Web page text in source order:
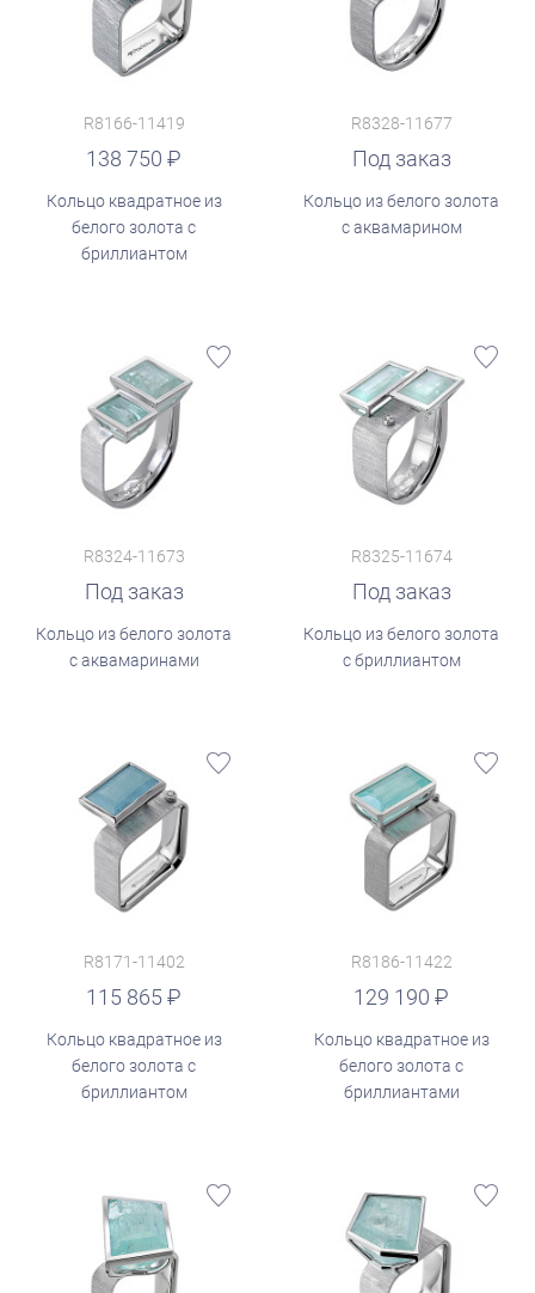
R8166-11419
138 750
Кольцо квадратное из
белого золота с
бриллиантом
R8328-11677
Под заказ
Кольцо из белого золота
с аквамарином
R8324-11673
Под заказ
Кольцо из белого золота
с аквамаринами
R8325-11674
Под заказ
Кольцо из белого золота
с бриллиантом
R8171-11402
115 865
Кольцо квадратное из
белого золота с
бриллиантом
R8186-11422
129 190
руб.
Кольцо квадратное из
белого золота с
бриллиантами